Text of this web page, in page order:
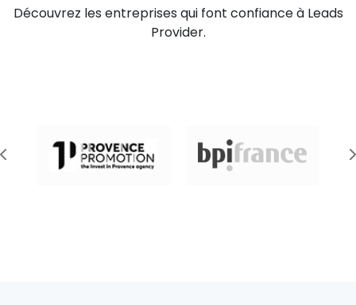
Découvrez les entreprises qui font confiance à Leads
Provider.